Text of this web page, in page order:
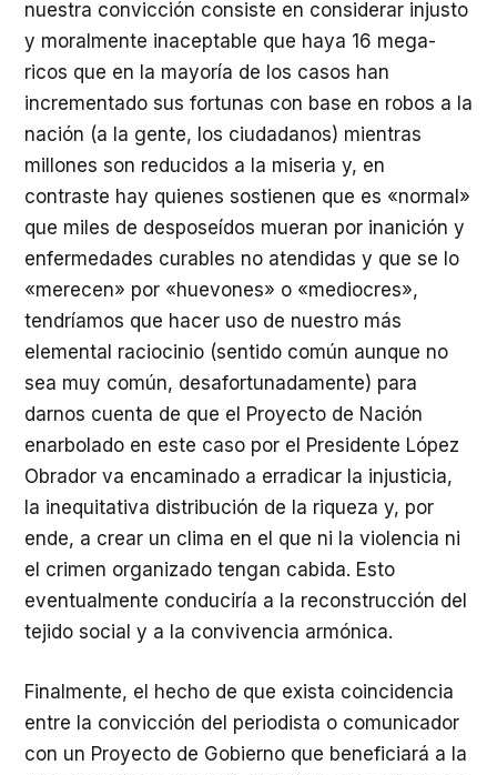
nuestra convicción consiste en considerar injusto
y moralmente inaceptable que haya 16 mega-
ricos que en la mayoría de los casos han
incrementado sus fortunas con base en robos a la
nación (a la gente, los ciudadanos) mientras
millones son reducidos a la miseria y, en
contraste hay quienes sostienen que es «normal»
que miles de desposeídos mueran por inanición y
enfermedades curables no atendidas y que se lo
«merecen» por «huevones» o «mediocres»,
tendríamos que hacer uso de nuestro más
elemental raciocinio (sentido común aunque no
sea muy común, desafortunadamente) para
darnos cuenta de que el Proyecto de Nación
enarbolado en este caso por el Presidente López
Obrador va encaminado a erradicar la injusticia,
la inequitativa distribución de la riqueza y, por
ende, a crear un clima en el que ni la violencia ni
el crimen organizado tengan cabida. Esto
eventualmente conduciría a la reconstrucción del
tejido social y a la convivencia armónica.
Finalmente, el hecho de que exista coincidencia
entre la convicción del periodista o comunicador
con un Proyecto de Gobierno que beneficiará a la